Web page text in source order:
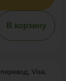
В корзину
Visa,